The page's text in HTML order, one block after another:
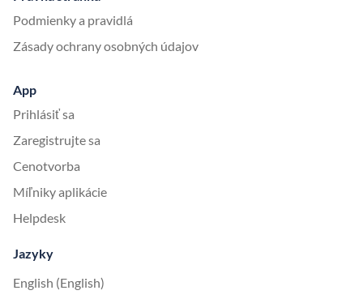
Podmienky a pravidlá
Zásady ochrany osobných údajov
App
Prihlásiť sa
Zaregistrujte sa
Cenotvorba
Míľniky aplikácie
Helpdesk
Jazyky
English (English)